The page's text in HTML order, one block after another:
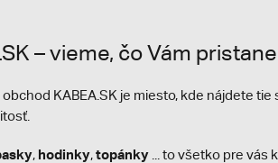
– vieme, čo Vám pristane
KABEA.SK je miesto, kde nájdete
, hodinky,topánky ... to všetko pre vás